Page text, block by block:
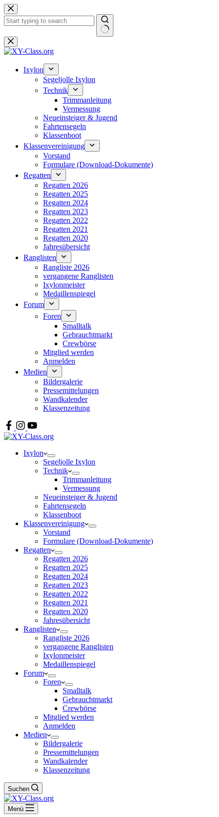
Zum
Inhalt
springen
Keine
Ergebnisse
Ixylon
Segeljolle Ixylon
Technik
Trimmanleitung
Vermessung
Neueinsteiger & Jugend
Fahrtensegeln
Klassenboot
Klassenvereinigung
Vorstand
Formulare (Download-Dokumente)
Regatten
Regatten 2026
Regatten 2025
Regatten 2024
Regatten 2023
Regatten 2022
Regatten 2021
Regatten 2020
Jahresübersicht
Ranglisten
Rangliste 2026
vergangene Ranglisten
Ixylonmeister
Medaillenspiegel
Forum
Foren
Smalltalk
Gebrauchtmarkt
Crewbörse
Mitglied werden
Anmelden
Medien
Bildergalerie
Pressemittelungen
Wandkalender
Klassenzeitung
Ixylon
Segeljolle Ixylon
Technik
Trimmanleitung
Vermessung
Neueinsteiger & Jugend
Fahrtensegeln
Klassenboot
Klassenvereinigung
Vorstand
Formulare (Download-Dokumente)
Regatten
Regatten 2026
Regatten 2025
Regatten 2024
Regatten 2023
Regatten 2022
Regatten 2021
Regatten 2020
Jahresübersicht
Ranglisten
Rangliste 2026
vergangene Ranglisten
Ixylonmeister
Medaillenspiegel
Forum
Foren
Smalltalk
Gebrauchtmarkt
Crewbörse
Mitglied werden
Anmelden
Medien
Bildergalerie
Pressemittelungen
Wandkalender
Klassenzeitung
Suchen
Menü